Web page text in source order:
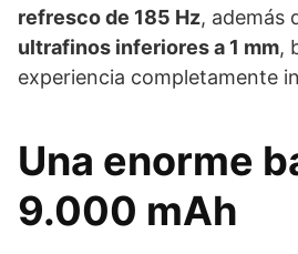
refresco de 185 Hz, además
ultrafinos inferiores a 1 mm,
experiencia completamente
Una enorme
9.000 mAh